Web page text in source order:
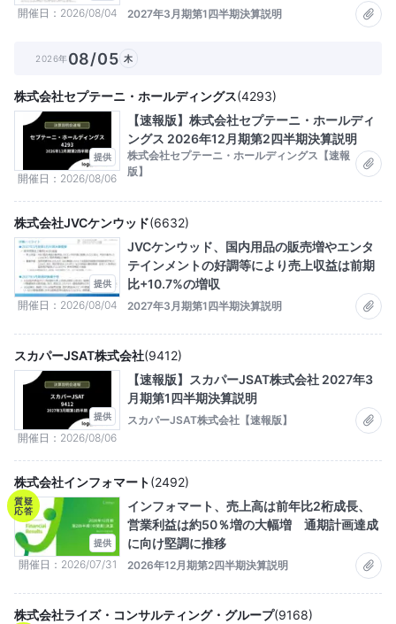
開催日 2026/08/04 2027年3月期第1四半期決算説明
2026年08/05 木
提供
開催日 2026/08/06
株式会社セプテーニ・ホールディングス(4293)
【速報版】株式会社セプテーニ・ホールディ
ングス 2026年12月期第2四半期決算説明
株式会社セプテーニ・ホールディングス【速報
版】
提供
開催日 2026/08/04
株式会社JVCケンウッド(6632)
JVCケンウッド、国内用品の販売増やエンタ
テインメントの好調等により売上収益は前期
比+10.7%の増収
2027年3月期第1四半期決算説明
提供
開催日 2026/08/06
スカパーJSAT株式会社(9412)
【速報版】スカパーJSAT株式会社 2027年3
月期第1四半期決算説明
スカパーJSAT株式会社【速報版】
質疑
応答
提供
開催日 2026/07/31
株式会社インフォマート(2492)
インフォマート、売上高は前年比2桁成長、
営業利益は約50％増の大幅増 通期計画達成
に向け堅調に推移
2026年12月期第2四半期決算説明
株式会社ライズ・コンサルティング・グループ(9168)